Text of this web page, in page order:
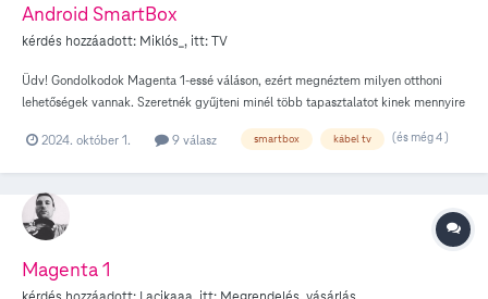
Android SmartBox
kérdés hozzáadott: Miklós_ , itt:TV
Üdv! Gondolkodok Magenta 1-essé váláson, ezért megnéztem milyen otthoni
lehetőségek vannak. Szeretnék gyűjteni minél több tapasztalatot kinek mennyire
Kezeli a tv távirányítóját? Nekem egy 55” UHD LG TV-hez lenne kötve. De félek
nélküli kábel tv-re már nincs is lehetőség? Ne adj isten kártyás netre, hogy
semmi eszköz ne kelljen? Köszi mindenkinek a segítséget! Szép napot, Miklós
2024. október 1. 9 válasz smartbox kábel tv (és még 4 )
Magenta 1